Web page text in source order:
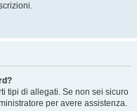
tipi di allegati. Se non sei sicuro
per avere assistenza.